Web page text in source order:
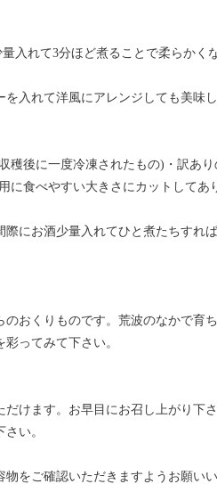
入れて3分ほど煮ることで柔らかく
入れて洋風にアレンジしても美味
穫後に一度冷凍されたもの)・訳あり
に食べやすい大きさにカットしてあ
にお酒少量入れてひと煮たちすれ
おくりものです。荒波のなかで育ち
ってみて下さい。
けます。お早目にお召し上がり下さ
い。
をご確認いただきますようお願いい